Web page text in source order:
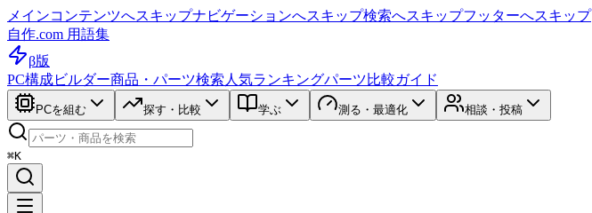
メインコンテンツへスキップナビゲーションへスキップ検索へスキップフッターへスキップ
自作.com 用語集
β版
PC構成ビルダー商品・パーツ検索 人気ランキングパーツ比較ガイド
PCを組む 探す・比較 学ぶ 測る・最適化 相談・投稿
⌘K